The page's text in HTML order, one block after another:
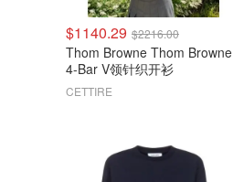
$1140.29 $2216.00
Thom Browne Thom Browne
4-Bar V领针织开衫
CETTIRE